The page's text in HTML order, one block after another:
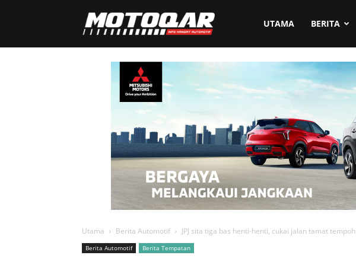
Motoqar UTAMA BERITA
Utama Berita Automotif JPJ sita tiga bas henti-henti, cukai jalan tamat tempoh
Berita Automotif Berita Tempatan